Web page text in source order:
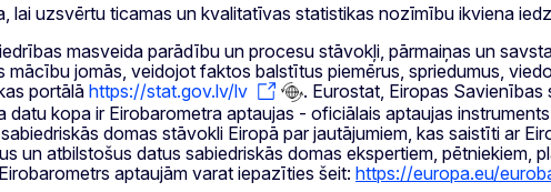
lai uzsvērtu ticamas un kvalitatīvas statistikas nozīmību ikviena
masveida parādību un procesu stāvokļi, pārmaiņas un
jomās, veidojot faktos balstītus piemērus, spriedumus,
portālā https://stat.gov.lv/lv
. Eurostat, Eiropas
datu kopa ir Eirobarometra aptaujas - oficiālais aptaujas
domas stāvokli Eiropā par jautājumiem, kas saistīti ar
un atbilstošus datus sabiedriskās domas ekspertiem, pētniekiem,
aptaujām varat iepazīties šeit: https://europa.eu/